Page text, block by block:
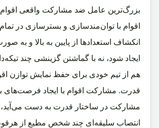
بزرگ‌ترین عامل ضد مشارکت واقعی
اقوام با توان‌مندسازی و بسترسازی در
انکشاف استعدادها از پایین به بالا و به
ایجاد شود، نه با گماشتن گزینشی چند
هم از تیم‌ خودی برای حفظ نمایش توازن
قدرت. مشارکت اقوام با ایجاد فرصت‌های
مشارکت در ساختار قدرت به دست می‌آید،
انتصاب سلیقه‌‌ای چند شخص مطیع از